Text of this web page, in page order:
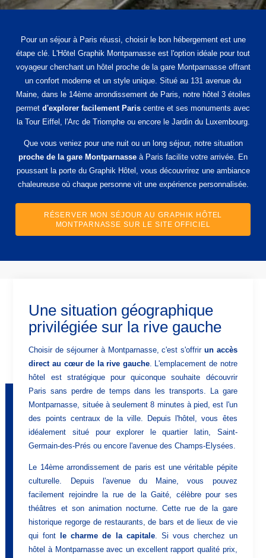
Pour un séjour à Paris réussi, choisir le bon hébergement est une
étape clé. L'Hôtel Graphik Montparnasse est l'option idéale pour tout
voyageur cherchant un hôtel proche de la gare Montparnasse offrant
un confort moderne et un style unique. Situé au 131 avenue du
Maine, dans le 14ème arrondissement de Paris, notre hôtel 3 étoiles
permet d'explorer facilement Paris centre et ses monuments avec
la Tour Eiffel, l'Arc de Triomphe ou encore le Jardin du Luxembourg.
Que vous veniez pour une nuit ou un long séjour, notre situation
proche de la gare Montparnasse à Paris facilite votre arrivée. En
poussant la porte du Graphik Hôtel, vous découvrirez une ambiance
chaleureuse où chaque personne vit une expérience personnalisée.
RÉSERVER MON SÉJOUR AU GRAPHIK HÔTEL
MONTPARNASSE SUR LE SITE OFFICIEL
Une situation géographique
privilégiée sur la rive gauche
Choisir de séjourner à Montparnasse, c'est s'offrir un accès
direct au cœur de la rive gauche. L'emplacement de notre
hôtel est stratégique pour quiconque souhaite découvrir
Paris sans perdre de temps dans les transports. La gare
Montparnasse, située à seulement 8 minutes à pied, est l'un
des points centraux de la ville. Depuis l'hôtel, vous êtes
idéalement situé pour explorer le quartier latin, Saint-
Germain-des-Prés ou encore l'avenue des Champs-Elysées.
Le 14ème arrondissement de paris est une véritable pépite
culturelle. Depuis l'avenue du Maine, vous pouvez
facilement rejoindre la rue de la Gaité, célèbre pour ses
théâtres et son animation nocturne. Cette rue de la gare
historique regorge de restaurants, de bars et de lieux de vie
qui font
le charme de la capitale. Si vous cherchez un
hôtel à Montparnasse avec un excellent rapport qualité prix,